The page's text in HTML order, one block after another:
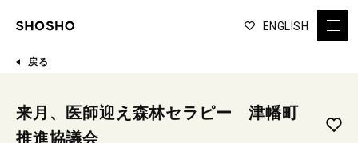
ENGLISH
戻る
来月、医師迎え森林セラピー 津幡町
推進協議会